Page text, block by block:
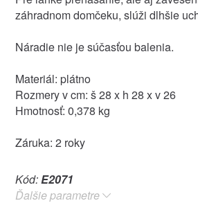
záhradnom domčeku, slúži dlhšie
Náradie nie je súčasťou balenia.
Materiál: plátno
Rozmery v cm: š 28 x h 28 x v 26
Hmotnosť: 0,378 kg
Záruka: 2 roky
Kód:E2071
Ďalšie parametre